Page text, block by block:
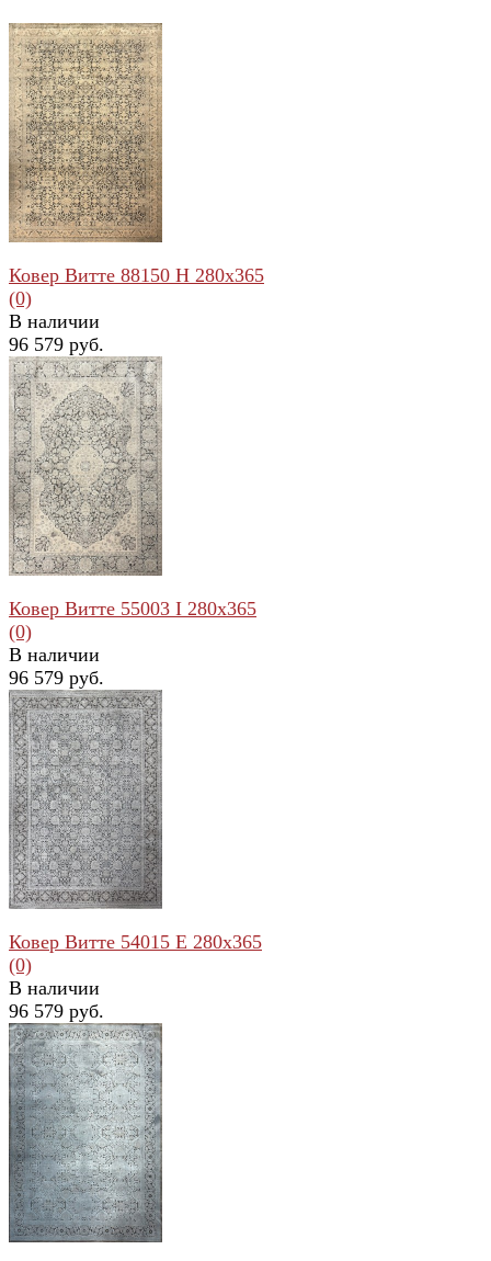
избранное сравнить
Ковер Витте 88150 H 280x365
(0)
В наличии
96 579 руб.
избранное сравнить
Ковер Витте 55003 I 280x365
(0)
В наличии
96 579 руб.
избранное сравнить
Ковер Витте 54015 E 280x365
(0)
В наличии
96 579 руб.